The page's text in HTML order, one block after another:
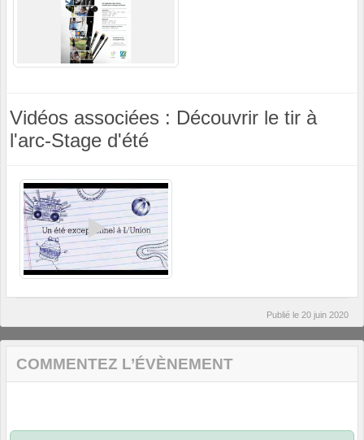
Vidéos associées : Découvrir le tir à
l'arc-Stage d'été
Publié le 20 juin 2020
COMMENTEZ L’ÉVÈNEMENT